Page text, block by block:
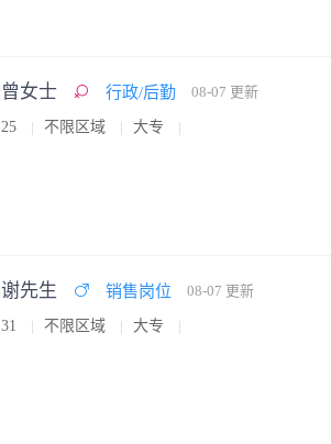
曾女士 行政/后勤 08-07 更新
25 不限区域 大专
谢先生 销售岗位 08-07 更新
31 不限区域 大专